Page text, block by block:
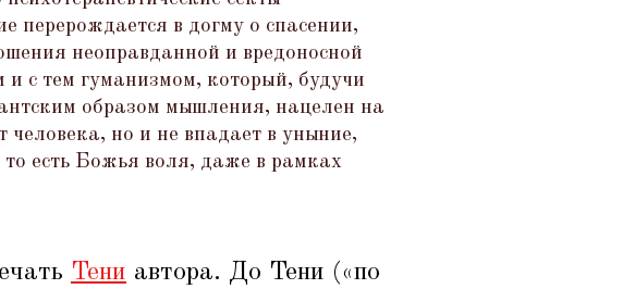
перерождается в догму о спасении,
неоправданной и вредоносной
с тем гуманизмом, который, будучи
образом мышления, нацелен на
но и не впадает в уныние,
то есть Божья воля, даже в рамках
Тени автора. До Тени («по